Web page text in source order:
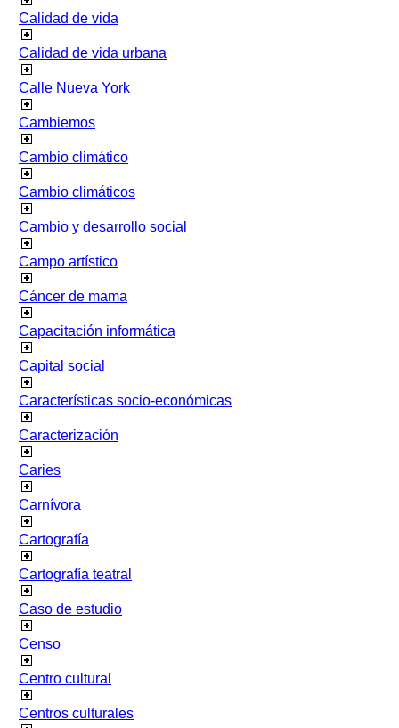
Calidad de vida
Calidad de vida urbana
Calle Nueva York
Cambiemos
Cambio climático
Cambio climáticos
Cambio y desarrollo social
Campo artístico
Cáncer de mama
Capacitación informática
Capital social
Características socio-económicas
Caracterización
Caries
Carnívora
Cartografía
Cartografía teatral
Caso de estudio
Censo
Centro cultural
Centros culturales